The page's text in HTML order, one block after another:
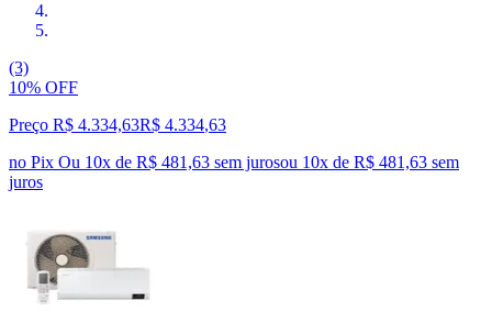
(3)
10% OFF
Preço R$ 4.334,63R$ 4.334,63
no Pix Ou 10x de R$ 481,63 sem jurosou 10x de R$ 481,63 sem
juros